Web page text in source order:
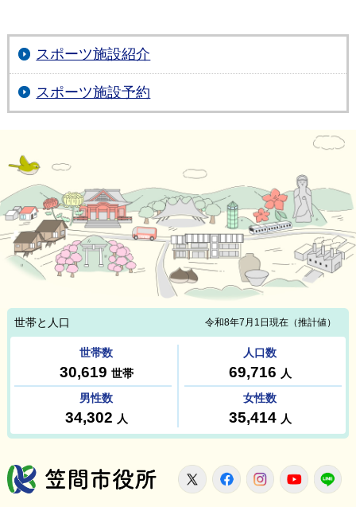
スポーツ施設紹介
スポーツ施設予約
笠間市役所
X FacebookInstagram